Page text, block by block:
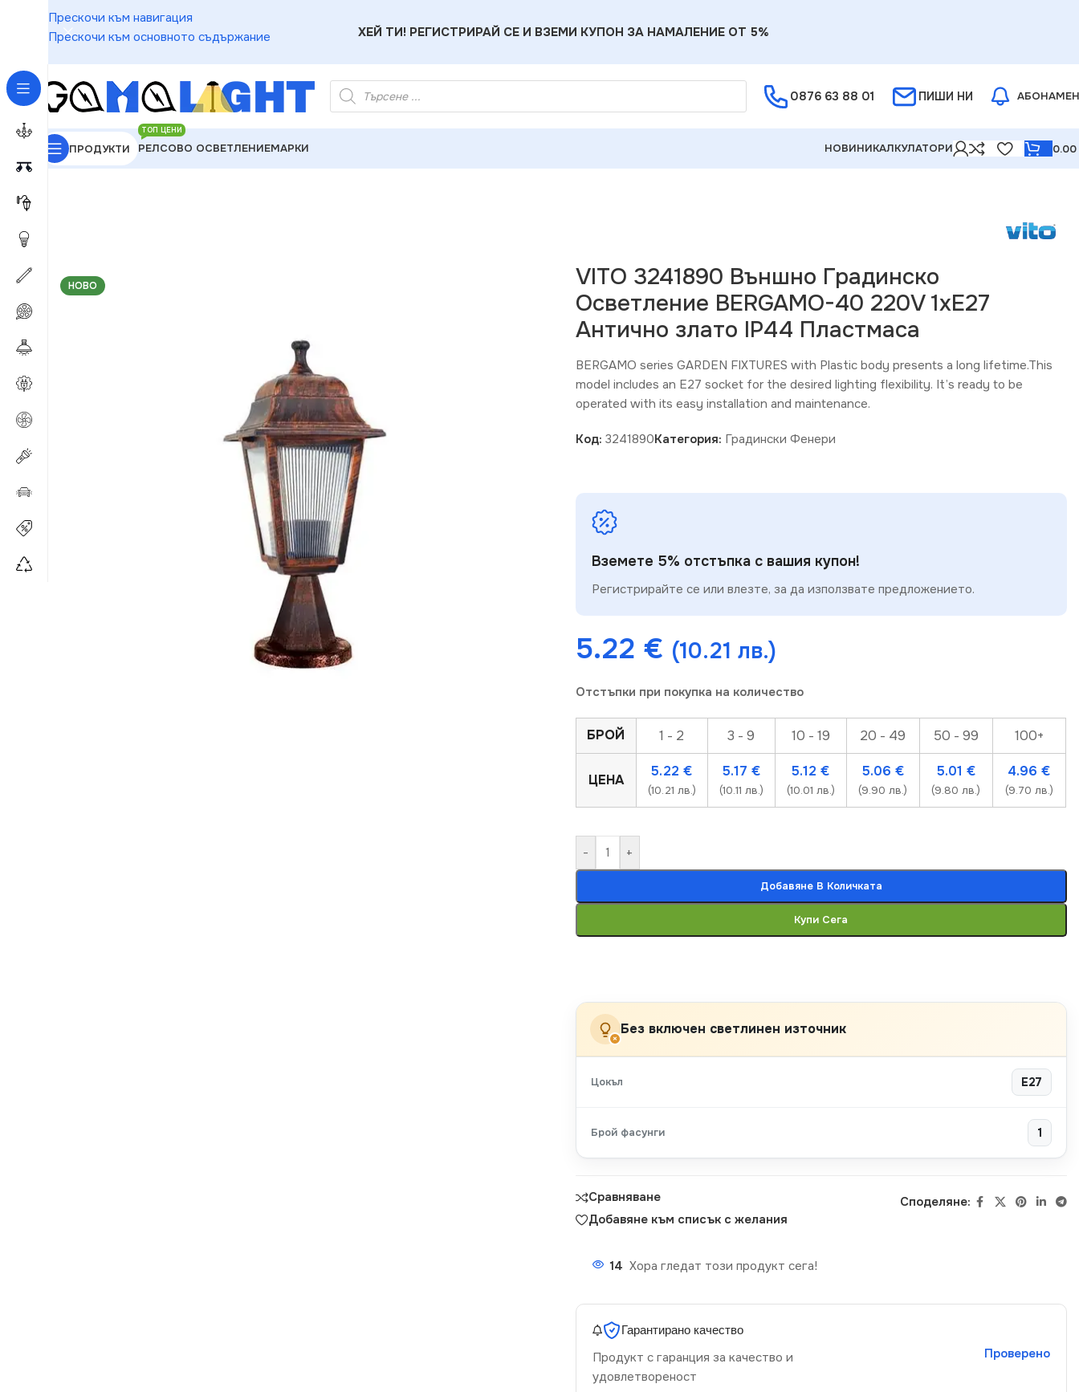
Прескочи към навигация
Прескочи към основното съдържание
ХЕЙ ТИ! РЕГИСТРИРАЙ СЕ И ВЗЕМИ КУПОН ЗА НАМАЛЕНИЕ ОТ 5%
0876 63 88 01 ПИШИ НИ
ПРОДУКТИ РЕЛСОВО ОСВЕТЛЕНИЕ
ТОП ЦЕНИ
МАРКИ НОВИНИКАЛКУЛАТОРИ 0.00
GAMALIGHT»
НОВО
VITO 3241890 Външно Градинско
Осветление BERGAMO-40 220V 1xE27
Антично злато IP44 Пластмаса
BERGAMO series GARDEN FIXTURES with Plastic body presents a long lifetime.This
model includes an E27 socket for the desired lighting flexibility. It’s ready to be
operated with its easy installation and maintenance.
Код: 3241890Категория: Градински Фенери
Вземете 5% отстъпка с вашия купон!
Регистрирайте се или влезте, за да използвате предложението.
5.22 € (10.21 лв.)
Отстъпки при покупка на количество
БРОЙ 1 - 2 3 - 9 10 - 19 20 - 49 50 - 99 100+
ЦЕНА
5.22€
(10.21 лв.)
5.17 €
(10.11 лв.)
5.12€
(10.01 лв.)
5.06 €
(9.90 лв.)
5.01 €
(9.80 лв.)
4.96€
(9.70 лв.)
- +
Добавяне В Количката
Купи Сега
×
Без включен светлинен източник
Цокъл E27
Брой фасунги 1
Сравняване
Добавяне към списък с желания
Споделяне:
14 Хора гледат този продукт сега!
Гарантирано качество
Продукт с гаранция за качество и
удовлетвореност
Проверено